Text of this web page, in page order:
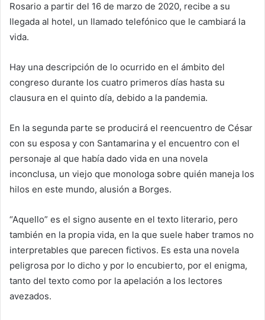
Rosario a partir del 16 de marzo de 2020, recibe a su
llegada al hotel, un llamado telefónico que le cambiará la
vida.
Hay una descripción de lo ocurrido en el ámbito del
congreso durante los cuatro primeros días hasta su
clausura en el quinto día, debido a la pandemia.
En la segunda parte se producirá el reencuentro de César
con su esposa y con Santamarina y el encuentro con el
personaje al que había dado vida en una novela
inconclusa, un viejo que monologa sobre quién maneja los
hilos en este mundo, alusión a Borges.
“Aquello” es el signo ausente en el texto literario, pero
también en la propia vida, en la que suele haber tramos no
interpretables que parecen fictivos. Es esta una novela
peligrosa por lo dicho y por lo encubierto, por el enigma,
tanto del texto como por la apelación a los lectores
avezados.